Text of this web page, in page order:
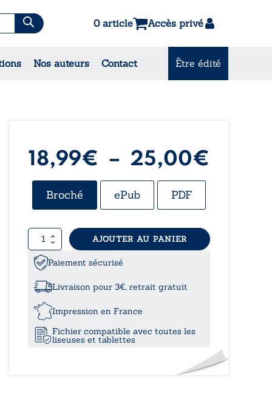
0 article Accès privé
Nos auteurs Contact Être édité
& Contes
18,99€ – 25,00€
Broché ePub PDF
quantité
de
L’amour
dans
pré…
toire
AJOUTER AU PANIER
Paiement sécurisé
Livraison pour 3€, retrait gratuit
Impression en France
Fichier compatible avec toutes les
liseuses et tablettes